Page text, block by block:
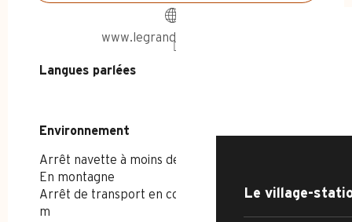
Le village-
www.legrandbornand.com
Langues parlées
Langues parlées
Environnement
Environnement
Arrêt navette à moins de 300 m
En montagne
Arrêt de transport en commun à moins de 500
m